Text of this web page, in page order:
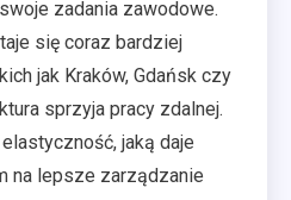
zadania zawodowe.
się coraz bardziej
jak Kraków, Gdańsk czy
sprzyja pracy zdalnej.
jaką daje
na lepsze zarządzanie